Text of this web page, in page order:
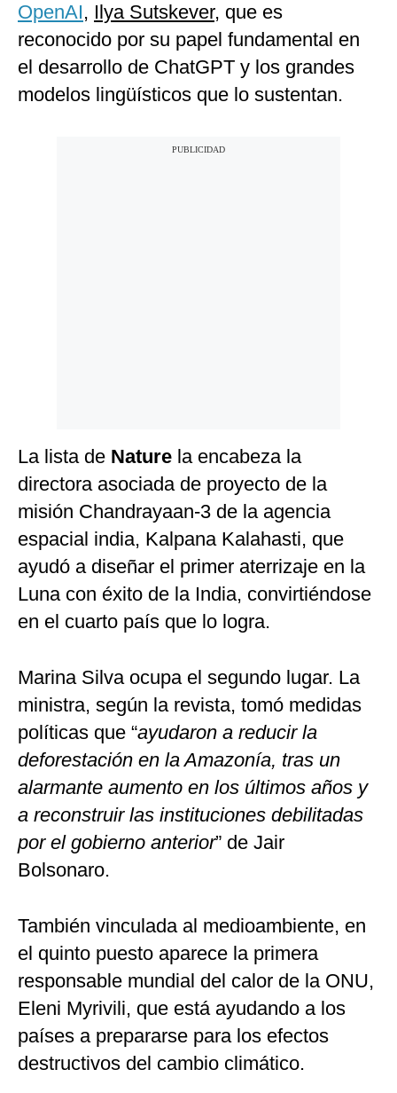
OpenAI, Ilya Sutskever, que es
reconocido por su papel fundamental en
el desarrollo de ChatGPT y los grandes
modelos lingüísticos que lo sustentan.
La lista de Nature la encabeza la
directora asociada de proyecto de la
misión Chandrayaan-3 de la agencia
espacial india, Kalpana Kalahasti, que
ayudó a diseñar el primer aterrizaje en la
Luna con éxito de la India, convirtiéndose
en el cuarto país que lo logra.
Marina Silva ocupa el segundo lugar. La
ministra, según la revista, tomó medidas
políticas que “ayudaron a reducir la
deforestación en la Amazonía, tras un
alarmante aumento en los últimos años y
a reconstruir las instituciones debilitadas
por el gobierno anterior” de Jair
Bolsonaro.
También vinculada al medioambiente, en
el quinto puesto aparece la primera
responsable mundial del calor de la ONU,
Eleni Myrivili, que está ayudando a los
países a prepararse para los efectos
destructivos del cambio climático.